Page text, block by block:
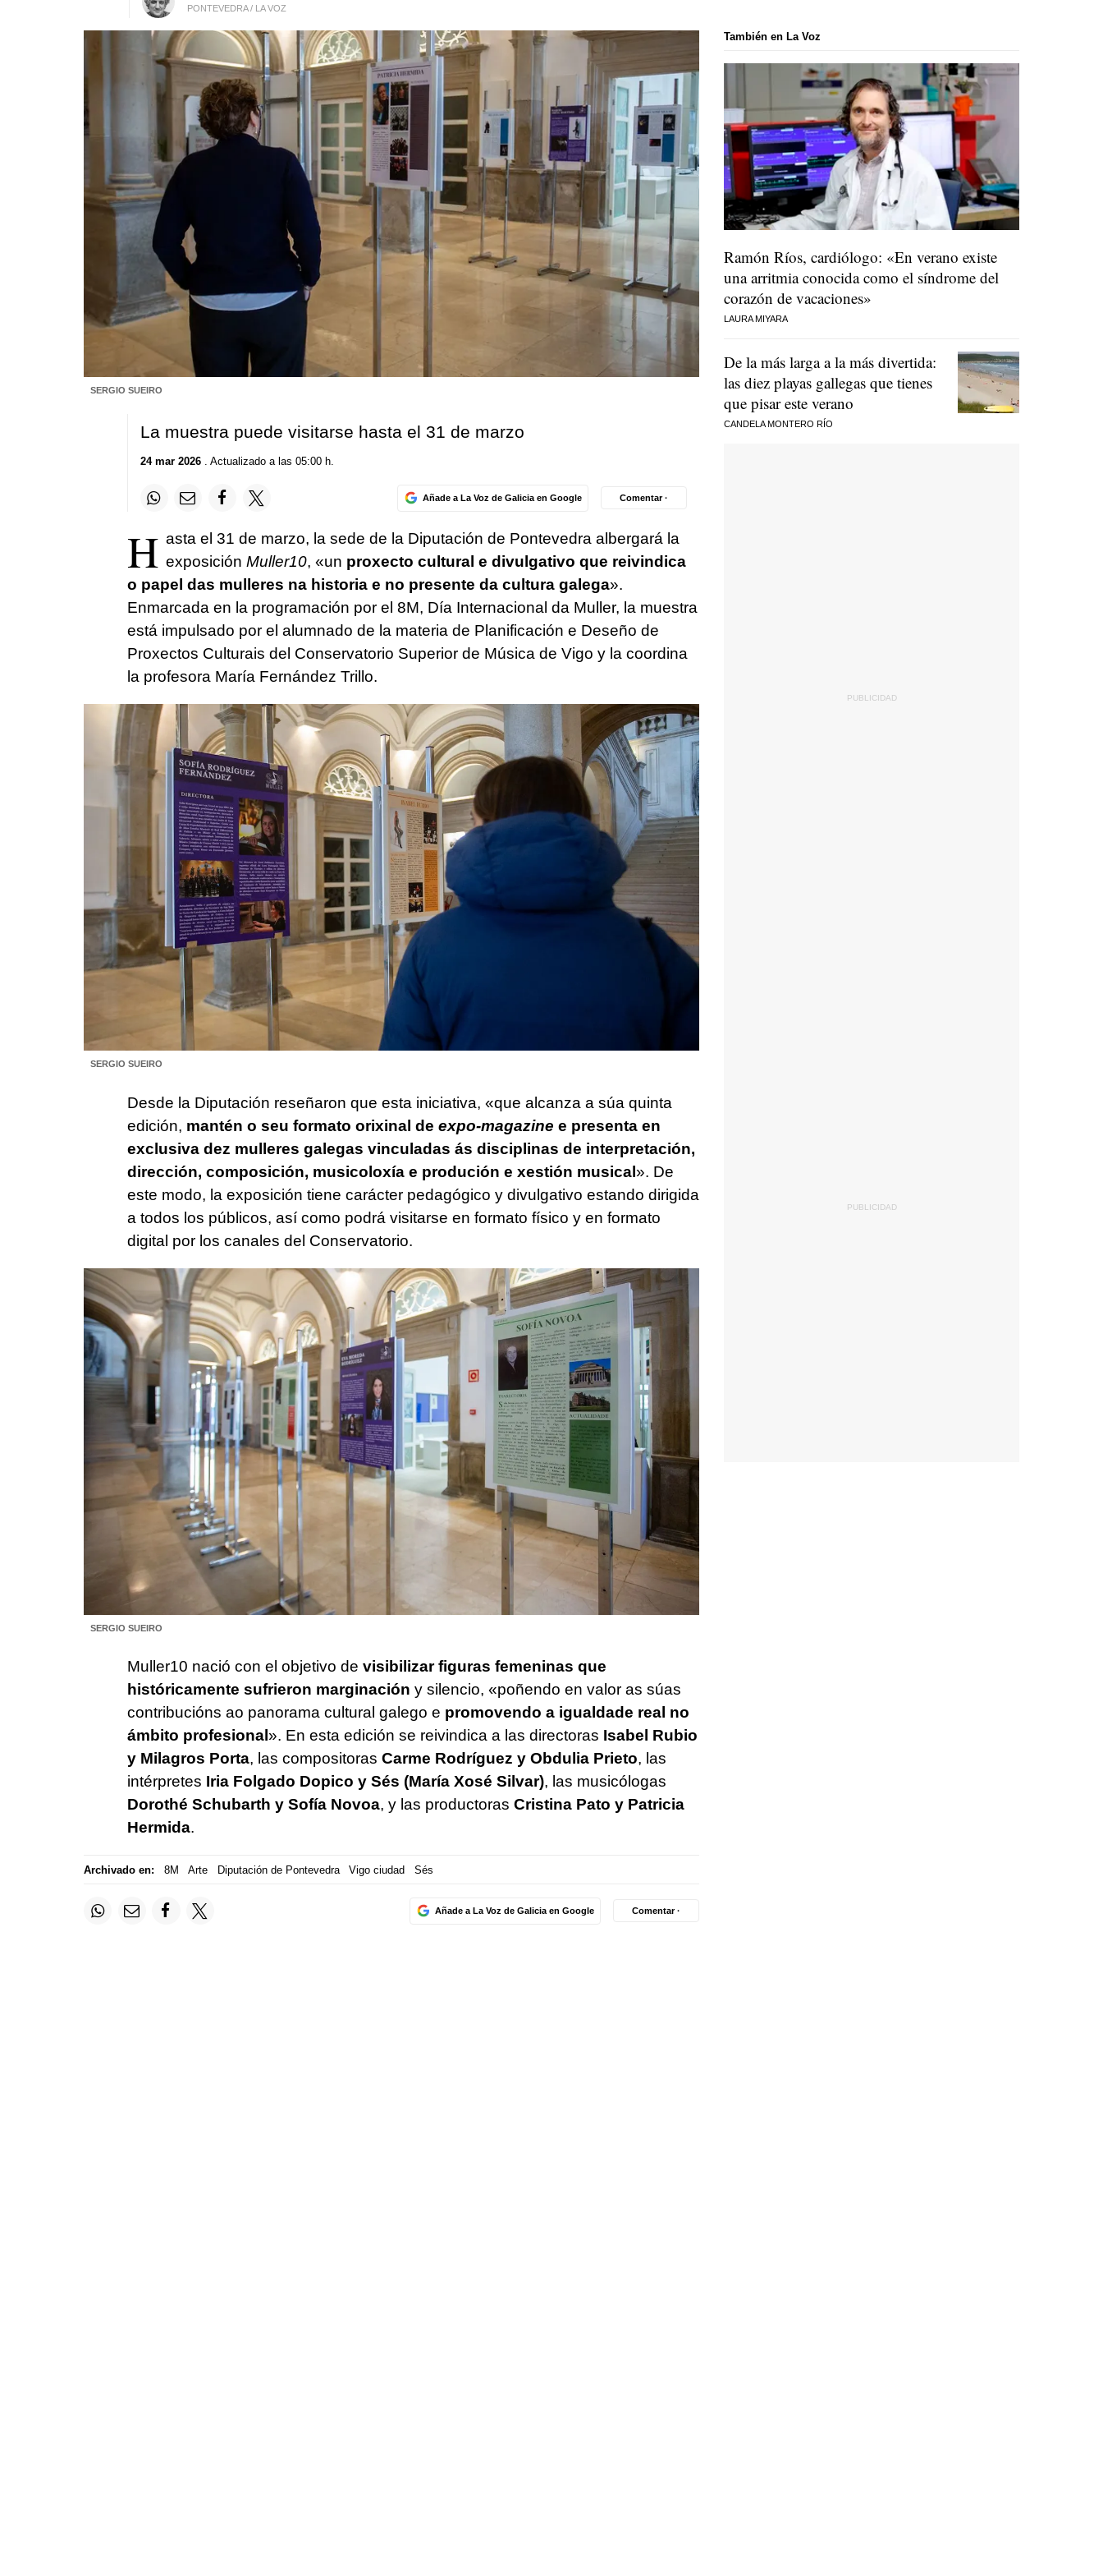
PONTEVEDRA / LA VOZ
SERGIO SUEIRO
La muestra puede visitarse hasta el 31 de marzo
24 mar 2026. Actualizado a las 05:00 h.
Añade a La Voz de Galicia en Google Comentar ·
H asta el 31 de marzo, la sede de la Diputación de Pontevedra albergará la
exposición Muller10, «un proxecto cultural e divulgativo que reivindica
o papel das mulleres na historia e no presente da cultura galega».
Enmarcada en la programación por el 8M, Día Internacional da Muller, la muestra
está impulsado por el alumnado de la materia de Planificación e Deseño de
Proxectos Culturais del Conservatorio Superior de Música de Vigo y la coordina
la profesora María Fernández Trillo.
SERGIO SUEIRO
Desde la Diputación reseñaron que esta iniciativa, «que alcanza a súa quinta
edición, mantén o seu formato orixinal de expo-magazine e presenta en
exclusiva dez mulleres galegas vinculadas ás disciplinas de interpretación,
dirección, composición, musicoloxía e produción e xestión musical». De
este modo, la exposición tiene carácter pedagógico y divulgativo estando dirigida
a todos los públicos, así como podrá visitarse en formato físico y en formato
digital por los canales del Conservatorio.
SERGIO SUEIRO
Muller10 nació con el objetivo de visibilizar figuras femeninas que
históricamente sufrieron marginación y silencio, «poñendo en valor as súas
contribucións ao panorama cultural galego e promovendo a igualdade real no
ámbito profesional ». En esta edición se reivindica a las directoras Isabel Rubio
y Milagros Porta, las compositoras Carme Rodríguez y Obdulia Prieto, las
intérpretes Iria Folgado Dopico y Sés (María Xosé Silvar), las musicólogas
Dorothé Schubarth y Sofía Novoa, y las productoras Cristina Pato y Patricia
Hermida.
Archivado en: 8M Arte Diputación de Pontevedra Vigo ciudad Sés
Añade a La Voz de Galicia en Google Comentar ·
También en La Voz
Ramón Ríos, cardiólogo: «En verano existe
una arritmia conocida como el síndrome del
corazón de vacaciones»
LAURA MIYARA
De la más larga a la más divertida:
las diez playas gallegas que tienes
que pisar este verano
CANDELA MONTERO RÍO